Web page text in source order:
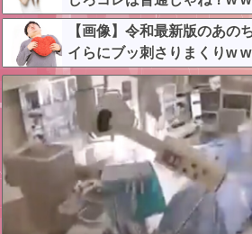
【画像】令和最新版のあの
イらにブッ刺さりまくりw